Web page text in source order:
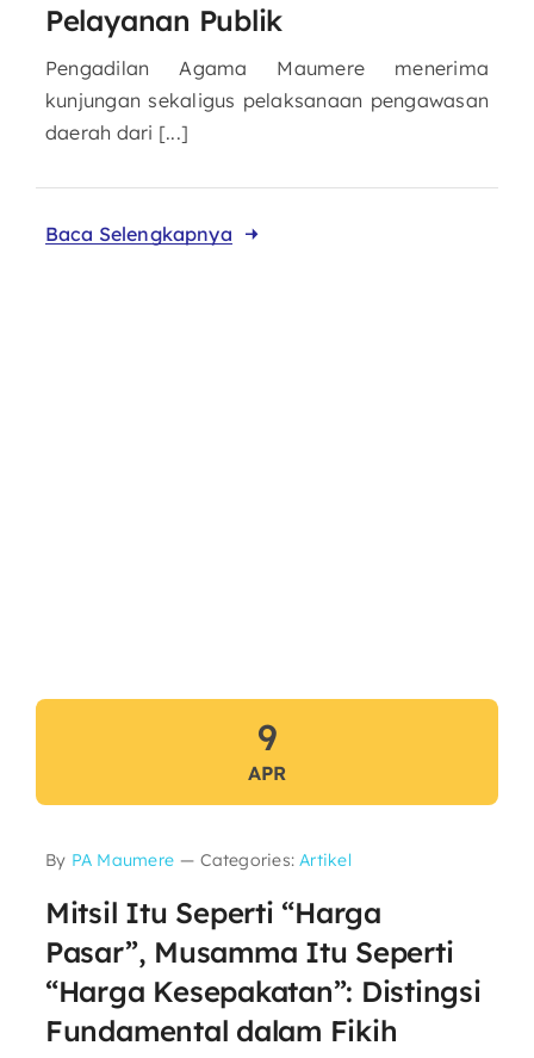
Pelayanan Publik
Pengadilan Agama Maumere menerima
kunjungan sekaligus pelaksanaan pengawasan
daerah dari [...]
Baca Selengkapnya
9
APR
By PA Maumere — Categories:Artikel
Mitsil Itu Seperti “Harga
Pasar”, Musamma Itu Seperti
“Harga Kesepakatan”: Distingsi
Fundamental dalam Fikih